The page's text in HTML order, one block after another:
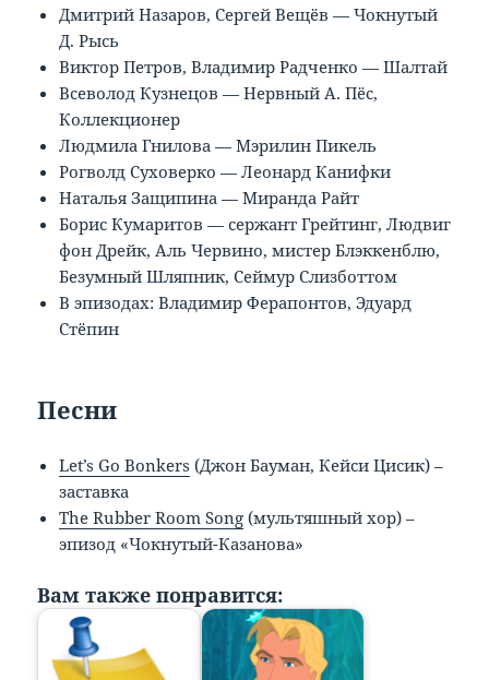
Дмитрий Назаров, Сергей Вещёв — Чокнутый
Д. Рысь
Виктор Петров, Владимир Радченко — Шалтай
Всеволод Кузнецов — Нервный А. Пёс,
Коллекционер
Людмила Гнилова — Мэрилин Пикель
Рогволд Суховерко — Леонард Канифки
Наталья Защипина — Миранда Райт
Борис Кумаритов — сержант Грейтинг, Людвиг
фон Дрейк, Аль Червино, мистер Блэккенблю,
Безумный Шляпник, Сеймур Слизботтом
В эпизодах: Владимир Ферапонтов, Эдуард
Стёпин
Песни
Let’s Go Bonkers (Джон Бауман, Кейси Цисик) –
заставка
The Rubber Room Song (мультяшный хор) –
эпизод «Чокнутый-Казанова»
Вам также понравится: